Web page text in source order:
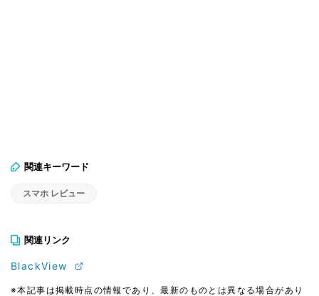
関連キーワード
スマホ レビュー
関連リンク
BlackView
※本記事は掲載時点の情報であり、最新のものとは異なる場合があり